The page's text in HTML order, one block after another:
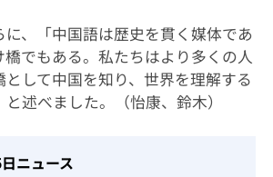
、「中国語は歴史を貫く媒体であ
橋でもある。私たちはより多くの人
して中国を知り、世界を理解する
述べました。（怡康、鈴木）
ニュース